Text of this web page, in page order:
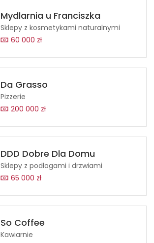
Mydlarnia u Franciszka
Sklepy z kosmetykami naturalnymi
60 000 zł
Da Grasso
Pizzerie
200 000 zł
DDD Dobre Dla Domu
Sklepy z podłogami i drzwiami
65 000 zł
So Coffee
Kawiarnie